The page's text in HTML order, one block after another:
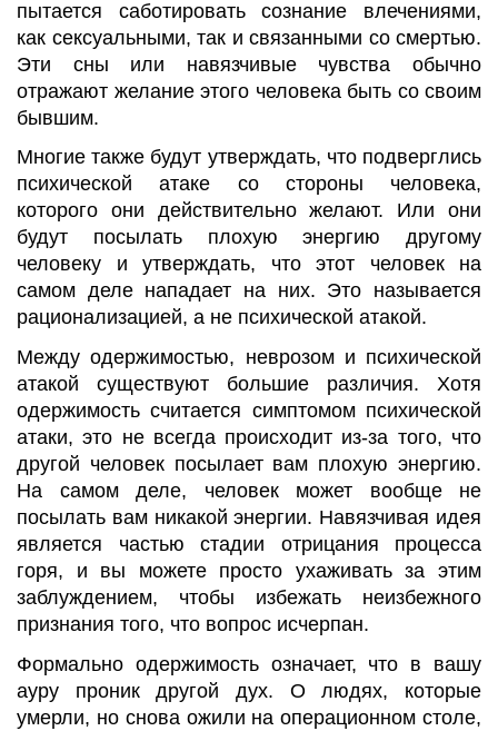
пытается саботировать сознание влечениями,
как сексуальными, так и связанными со смертью.
Эти сны или навязчивые чувства обычно
отражают желание этого человека быть со своим
бывшим.
Многие также будут утверждать, что подверглись
психической атаке со стороны человека,
которого они действительно желают. Или они
будут посылать плохую энергию другому
человеку и утверждать, что этот человек на
самом деле нападает на них. Это называется
рационализацией, а не психической атакой.
Между одержимостью, неврозом и психической
атакой существуют большие различия. Хотя
одержимость считается симптомом психической
атаки, это не всегда происходит из-за того, что
другой человек посылает вам плохую энергию.
На самом деле, человек может вообще не
посылать вам никакой энергии. Навязчивая идея
является частью стадии отрицания процесса
горя, и вы можете просто ухаживать за этим
заблуждением, чтобы избежать неизбежного
признания того, что вопрос исчерпан.
Формально одержимость означает, что в вашу
ауру проник другой дух. О людях, которые
умерли, но снова ожили на операционном столе,